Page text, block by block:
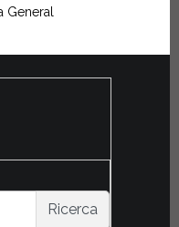
General
Ricerca